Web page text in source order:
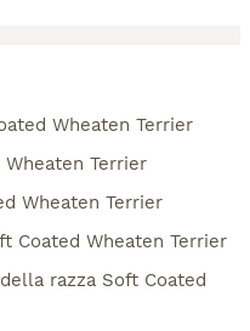
Wheaten Terrier
Terrier
Wheaten Terrier
Coated Wheaten Terrier
razza Soft Coated